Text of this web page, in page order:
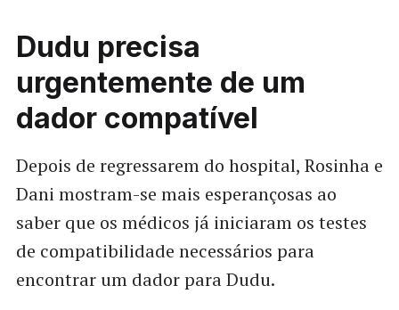
Dudu precisa
urgentemente de um
dador compatível
Depois de regressarem do hospital, Rosinha e
Dani mostram-se mais esperançosas ao
saber que os médicos já iniciaram os testes
de compatibilidade necessários para
encontrar um dador para Dudu.